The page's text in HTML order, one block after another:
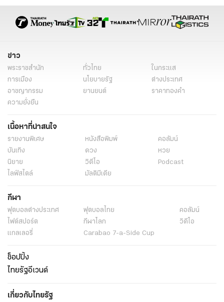
ข่าว
พระราชสำนัก ทั่วไทย
ในกระแส
การเมือง
นโยบายรัฐ
ต่างประเทศ
อาชญากรรม
ยานยนต์
ราคาทองคำ
ความยั่งยืน
เนื้อหาที่น่าสนใจ
รายงานพิเศษ หนังสือพิมพ์
คอลัมน์
บันเทิง
ดวง
หวย
นิยาย
วิดีโอ
Podcast
ไลฟ์สไตล์
มัลติมีเดีย
กีฬา
ฟุตบอลต่่างประเทศ ฟุตบอลไทย
คอลัมน์
ไฟต์สปอร์ต
กีฬาโลก
วิดีโอ
แกลเลอรี่
Carabao 7-a-Side Cup
ช็อปปิ้ง
ไทยรัฐอีเวนต์
เกี่ยวกับไทยรัฐ